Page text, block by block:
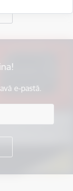
e-pastā.